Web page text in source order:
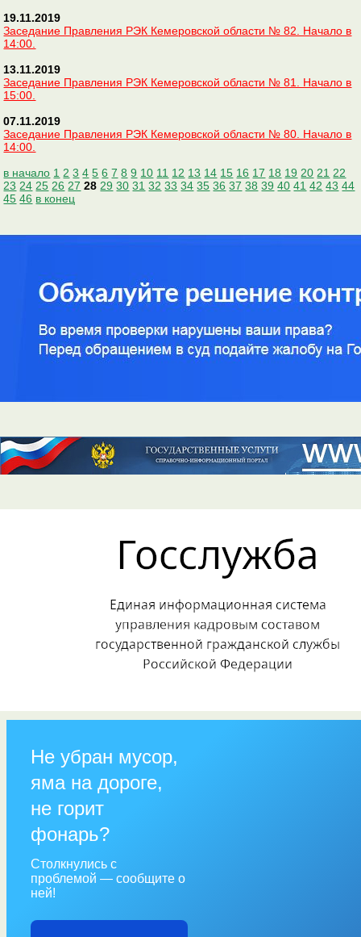
19.11.2019
Заседание Правления РЭК Кемеровской области № 82. Начало в
14:00.
13.11.2019
Заседание Правления РЭК Кемеровской области № 81. Начало в
15:00.
07.11.2019
Заседание Правления РЭК Кемеровской области № 80. Начало в
14:00.
в начало 1 2 3 4 5 6 7 8 9 10 11 12 13 14 15 16 17 18 19 20 21 22
23 24 25 26 27 28 29 30 31 32 33 34 35 36 37 38 39 40 41 42 43 44
45 46 в конец